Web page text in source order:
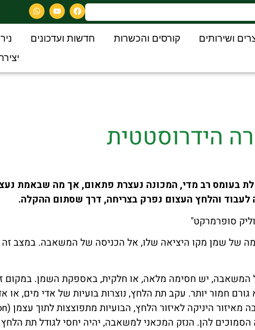
ושירותים קורסים והכשרות חדשות ועדכונים
הידרוסטטית
בעומס רב מדי, המכונה נעצרת פתאום, אך מה שבאמת
והלחץ העצום נפרק בצריחה, דרך שסתום ההקלה.
סופרמרקט"
של שמן מקו היציאה שלו, אל הכניסה של המשאבה. במצב
המשאבה, יש חסימה מלאה, או חלקית, באספקת השמן.
חמור יותר. עקב תת הלחץ, נוצרות בועיות של אדי מים, או
להן. הנזק המכאני למשאבה, יהיה יחסי לגודל תת